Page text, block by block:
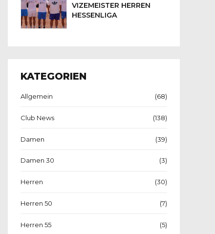
VIZEMEISTER HERREN
HESSENLIGA
KATEGORIEN
Allgemein (68)
Club News (138)
Damen (39)
Damen 30 (3)
Herren (30)
Herren 50 (7)
Herren 55 (5)